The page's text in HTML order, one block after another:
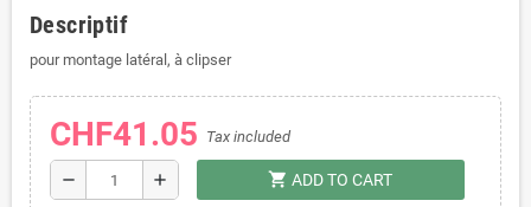
Descriptif
pour montage latéral, à clipser
CHF41.05 Tax included
remove add shopping_cart ADD TO CART